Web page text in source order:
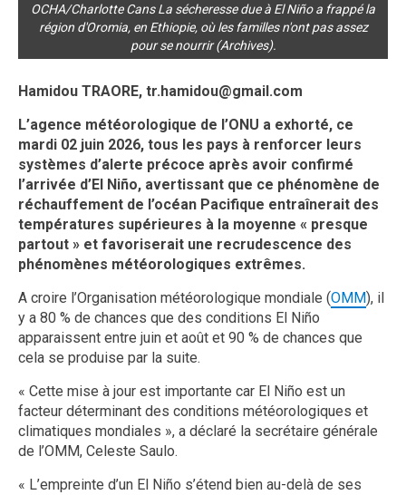
OCHA/Charlotte Cans La sécheresse due à El Niño a frappé la
région d'Oromia, en Ethiopie, où les familles n'ont pas assez
pour se nourrir (Archives).
Hamidou TRAORE, tr.hamidou@gmail.com
L’agence météorologique de l’ONU a exhorté, ce
mardi 02 juin 2026, tous les pays à renforcer leurs
systèmes d’alerte précoce après avoir confirmé
l’arrivée d’El Niño, avertissant que ce phénomène de
réchauffement de l’océan Pacifique entraînerait des
températures supérieures à la moyenne « presque
partout » et favoriserait une recrudescence des
phénomènes météorologiques extrêmes.
A croire l’Organisation météorologique mondiale (OMM), il
y a 80 % de chances que des conditions El Niño
apparaissent entre juin et août et 90 % de chances que
cela se produise par la suite.
« Cette mise à jour est importante car El Niño est un
facteur déterminant des conditions météorologiques et
climatiques mondiales », a déclaré la secrétaire générale
de l’OMM, Celeste Saulo.
« L’empreinte d’un El Niño s’étend bien au-delà de ses